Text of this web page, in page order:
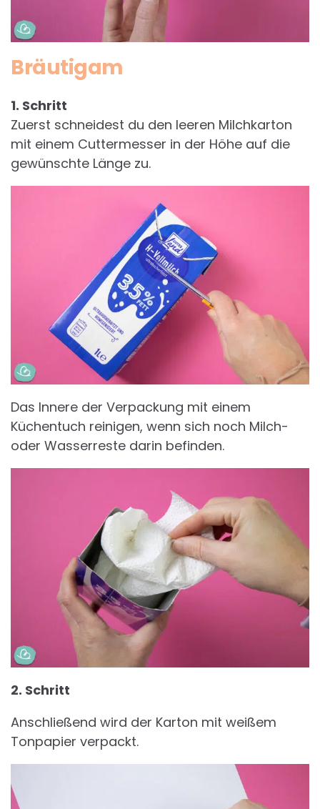
Bräutigam
1. Schritt
Zuerst schneidest du den leeren Milchkarton
mit einem Cuttermesser in der Höhe auf die
gewünschte Länge zu.
Das Innere der Verpackung mit einem
Küchentuch reinigen, wenn sich noch Milch-
oder Wasserreste darin befinden.
2. Schritt
Anschließend wird der Karton mit weißem
Tonpapier verpackt.